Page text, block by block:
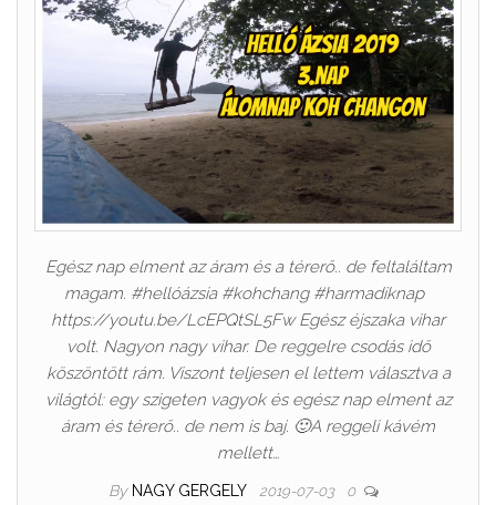
Egész nap elment az áram és a térerő.. de feltaláltam
magam. #hellóázsia #kohchang #harmadiknap
https://youtu.be/LcEPQtSL5Fw Egész éjszaka vihar
volt. Nagyon nagy vihar. De reggelre csodás idő
köszöntött rám. Viszont teljesen el lettem választva a
világtól: egy szigeten vagyok és egész nap elment az
áram és térerő.. de nem is baj. 🙂A reggeli kávém
mellett…
By NAGY GERGELY 2019-07-03 0